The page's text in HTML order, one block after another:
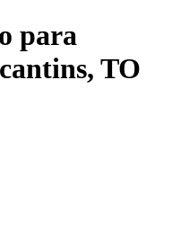
para
TO